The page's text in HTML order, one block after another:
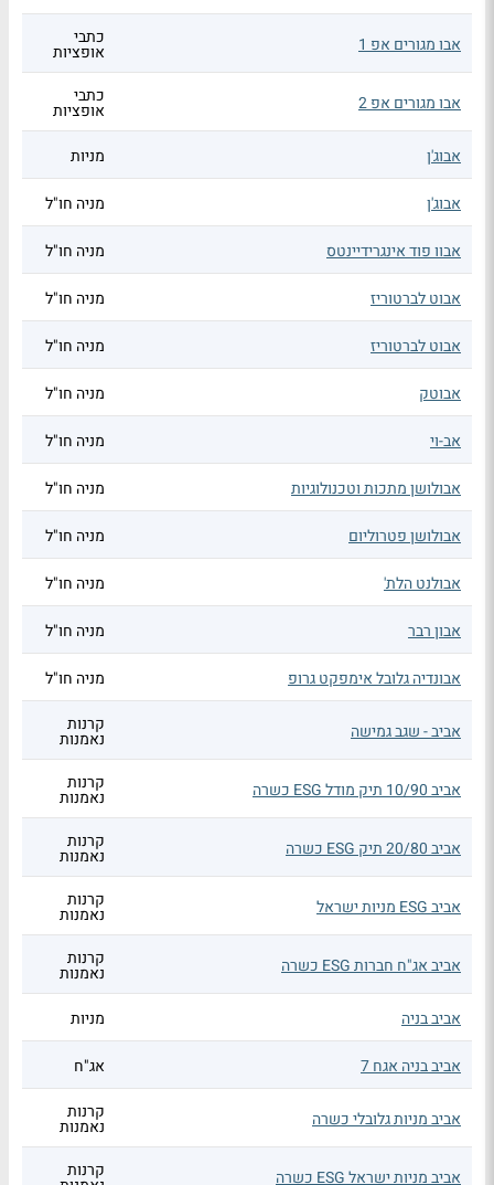
אבו מגורים אפ 1 כתבי
אופציות
אבו מגורים אפ 2 כתבי
אופציות
אבוג'ן
מניות
אבוג'ן מניה חו"ל
אבוו פוד אינגרידיינטס מניה חו"ל
אבוט לברטוריז מניה חו"ל
אבוט לברטוריז מניה חו"ל
אבוטק מניה חו"ל
אב-וי מניה חו"ל
אבולושן מתכות וטכנולוגיות מניה חו"ל
אבולושן פטרוליום מניה חו"ל
אבולנט הלת' מניה חו"ל
אבון רבר מניה חו"ל
אבונדיה גלובל אימפקט גרופ מניה חו"ל
אביב - שגב גמישה קרנות
נאמנות
אביב 10/90 תיק מודל ESG כשרה קרנות
נאמנות
אביב 20/80 תיק ESG כשרה קרנות
נאמנות
אביב ESG מניות ישראל קרנות
נאמנות
אביב אג"ח חברות ESG כשרה קרנות
נאמנות
אביב בניה
מניות
אביב בניה אגח 7 אג"ח
אביב מניות גלובלי כשרה קרנות
נאמנות
אביב מניות ישראל ESG כשרה קרנות